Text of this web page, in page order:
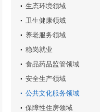
生态环境领域
卫生健康领域
养老服务领域
稳岗就业
食品药品监管领域
安全生产领域
公共文化服务领域
保障性住房领域